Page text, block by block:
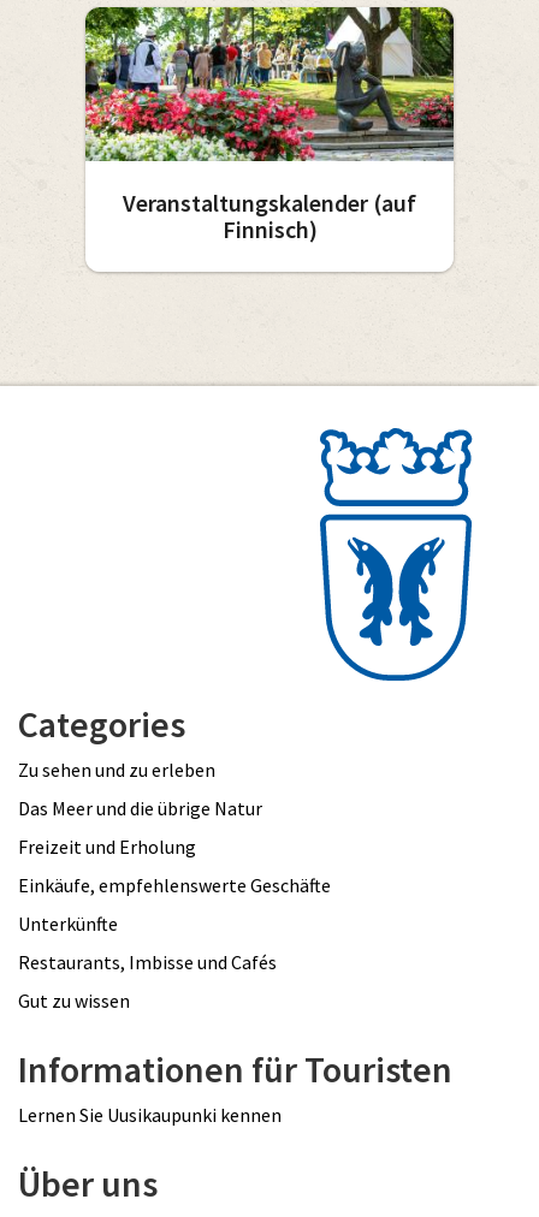
Veranstaltungskalender (auf
Finnisch)
Categories
Zu sehen und zu erleben
Das Meer und die übrige Natur
Freizeit und Erholung
Einkäufe, empfehlenswerte Geschäfte
Unterkünfte
Restaurants, Imbisse und Cafés
Gut zu wissen
Informationen für Touristen
Lernen Sie Uusikaupunki kennen
Über uns